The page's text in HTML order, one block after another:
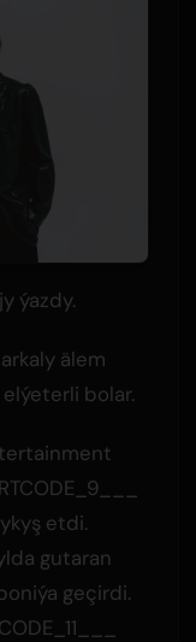
ýazdy.
älem
bolar.
etdi.
gutaran
geçirdi.